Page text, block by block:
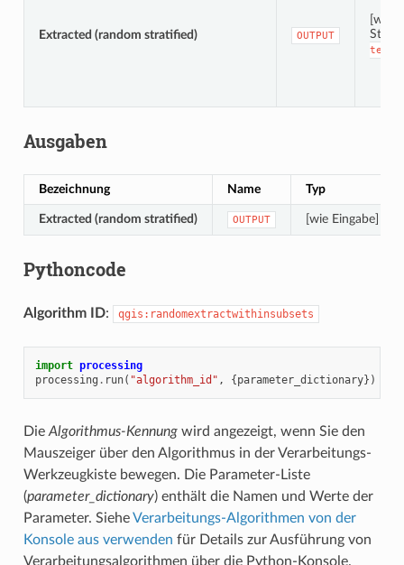
Extracted (random stratified) OUTPUT
[wie
Ausgaben
Bezeichnung Name Typ
Extracted (random stratified) OUTPUT [wie Eingabe]
Pythoncode
Algorithm ID: qgis:randomextractwithinsubsets
import processing
processing . run( "algorithm_id" , {parameter_dictionary})
Die Algorithmus-Kennungwird angezeigt, wenn Sie den
Mauszeiger über den Algorithmus in der Verarbeitungs-
Werkzeugkiste bewegen. Die Parameter-Liste
(parameter_dictionary) enthält die Namen und Werte der
Parameter. SieheVerarbeitungs-Algorithmen von der
Konsole aus verwenden für Details zur Ausführung von
Verarbeitungsalgorithmen über die Python-Konsole.